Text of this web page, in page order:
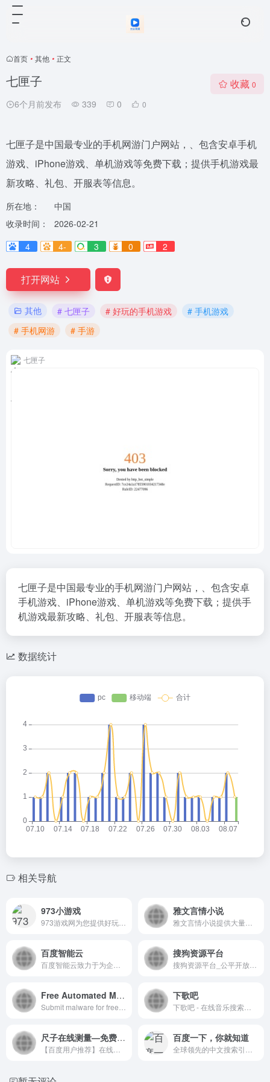
首页 • 其他 • 正文
七匣子
6个月前发布 339 0 0
收藏 0
七匣子是中国最专业的手机网游门户网站，、包含安卓手机
游戏、iPhone游戏、单机游戏等免费下载；提供手机游戏最
新攻略、礼包、开服表等信息。
所在地：
中国
收录时间：
2026-02-21
4
4- 3 0 2
打开网站
其他 # 七匣子 # 好玩的手机游戏
# 手机游戏
# 手机网游
# 手游
七匣子
七匣子是中国最专业的手机网游门户网站，、包含安卓
手机游戏、iPhone游戏、单机游戏等免费下载；提供手
机游戏最新攻略、礼包、开服表等信息。
数据统计
相关导航
973小游戏 雅文言情小说
百度智能云 搜狗资源平台
Free Automated Malware Analysis Service 下歌吧
尺子在线测量—免费在线尺子测量工具 百度一下，你就知道